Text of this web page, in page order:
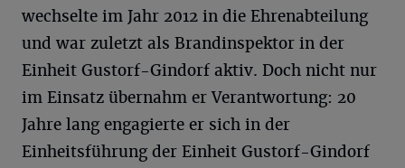
wechselte im Jahr 2012 in die Ehrenabteilung
und war zuletzt als Brandinspektor in der
Einheit Gustorf-Gindorf aktiv. Doch nicht nur
im Einsatz übernahm er Verantwortung: 20
Jahre lang engagierte er sich in der
Einheitsführung der Einheit Gustorf-Gindorf